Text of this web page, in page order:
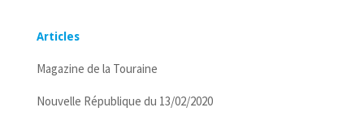
Articles
Magazine de la Touraine
Nouvelle République du 13/02/2020